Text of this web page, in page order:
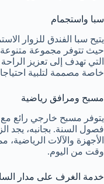
سبا واستجمام
يتيح سبا الفندق للزوار
حيث تتوفر مجموعة متنوعة
التي تهدف إلى تعزيز
خاصة مصممة لتلبية
مسبح ومرافق رياضية
يتوفر مسبح خارجي رائع
فصول السنة. بجانبه، يجد
الأجهزة والآلات
وقت من اليوم.
خدمة الغرف على مدار